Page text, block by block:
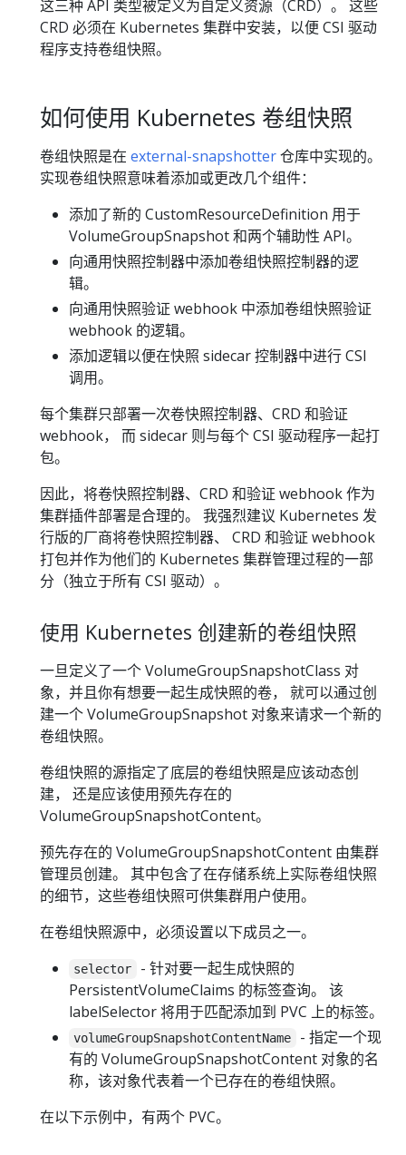
这三种 API 类型被定义为自定义资源（CRD）。 这些
CRD 必须在 Kubernetes 集群中安装，以便 CSI 驱动
程序支持卷组快照。
如何使用 Kubernetes 卷组快照
卷组快照是在 external-snapshotter仓库中实现的。
实现卷组快照意味着添加或更改几个组件：
添加了新的 CustomResourceDefinition 用于
VolumeGroupSnapshot 和两个辅助性 API。
向通用快照控制器中添加卷组快照控制器的逻
辑。
向通用快照验证 webhook 中添加卷组快照验证
webhook 的逻辑。
添加逻辑以便在快照 sidecar 控制器中进行 CSI
调用。
每个集群只部署一次卷快照控制器、CRD 和验证
webhook， 而 sidecar 则与每个 CSI 驱动程序一起打
包。
因此，将卷快照控制器、CRD 和验证 webhook 作为
集群插件部署是合理的。 我强烈建议 Kubernetes 发
行版的厂商将卷快照控制器、 CRD 和验证 webhook
打包并作为他们的 Kubernetes 集群管理过程的一部
分（独立于所有 CSI 驱动）。
使用 Kubernetes 创建新的卷组快照
一旦定义了一个 VolumeGroupSnapshotClass 对
象，并且你有想要一起生成快照的卷， 就可以通过创
建一个 VolumeGroupSnapshot 对象来请求一个新的
卷组快照。
卷组快照的源指定了底层的卷组快照是应该动态创
建， 还是应该使用预先存在的
VolumeGroupSnapshotContent。
预先存在的 VolumeGroupSnapshotContent 由集群
管理员创建。 其中包含了在存储系统上实际卷组快照
的细节，这些卷组快照可供集群用户使用。
在卷组快照源中，必须设置以下成员之一。
selector
- 针对要一起生成快照的
PersistentVolumeClaims 的标签查询。 该
labelSelector 将用于匹配添加到 PVC 上的标签。
volumeGroupSnapshotContentName
- 指定一个现
有的 VolumeGroupSnapshotContent 对象的名
称，该对象代表着一个已存在的卷组快照。
在以下示例中，有两个 PVC。